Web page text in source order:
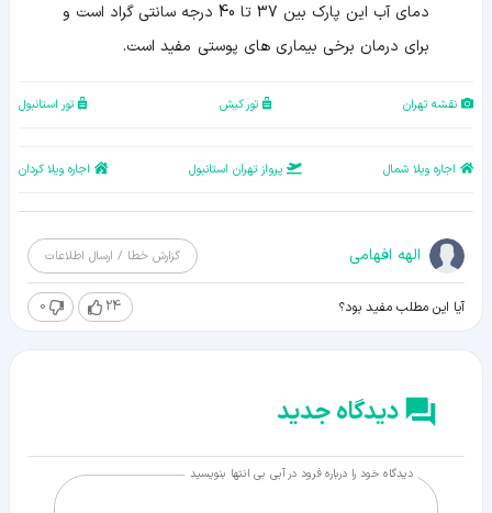
دمای آب این پارک بین 37 تا 40 درجه سانتی گراد است و
برای درمان برخی بیماری های پوستی مفید است.
نقشه تهران تور کیش تور استانبول
اجاره ویلا شمال پرواز تهران استانبول اجاره ویلا کردان
الهه افهامی گزارش خطا / ارسال اطلاعات
آیا این مطلب مفید بود؟ 24
0
دیدگاه جدید
دیدگاه خود را درباره فرود در آبی بی انتها بنویسید